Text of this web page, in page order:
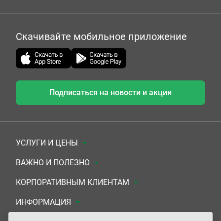
Скачивайте мобильное приложение
Подписаться на новости и акции
УСЛУГИ И ЦЕНЫ
Анализы
Комплексы
УЗИ
ВАЖНО И ПОЛЕЗНО
Документы для заключения договора
Система скидок
КОРПОРАТИВНЫМ КЛИЕНТАМ
Медицинским организациям
ИНФОРМАЦИЯ